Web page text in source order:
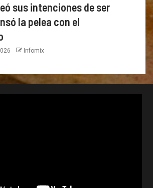
sus intenciones de ser
la pelea con el
Infomix